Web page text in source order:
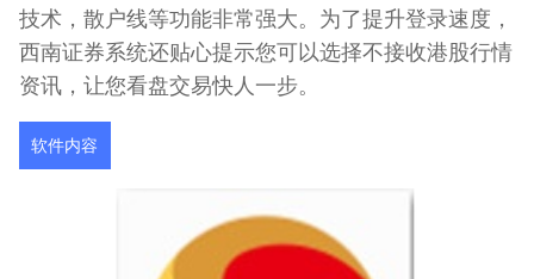
技术，散户线等功能非常强大。为了提升登录速度，
西南证券系统还贴心提示您可以选择不接收港股行情
资讯，让您看盘交易快人一步。
软件内容